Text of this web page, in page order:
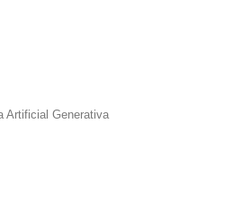
Artificial Generativa